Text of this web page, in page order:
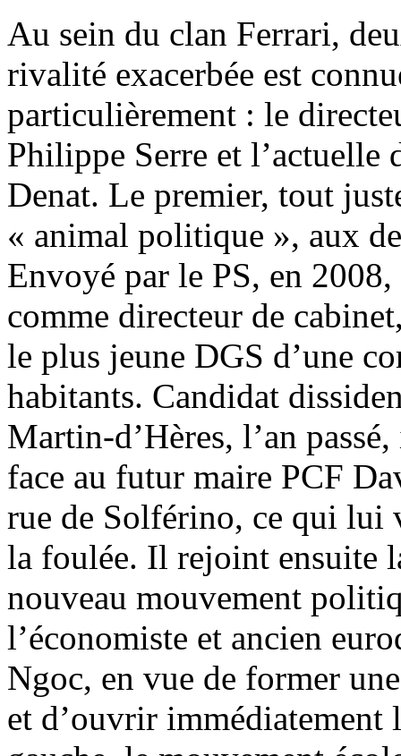
Au sein du clan Ferrari,
rivalité exacerbée est
particulièrement : le
Philippe Serre et l’actuelle
Denat. Le premier, tout
« animal politique », aux
Envoyé par le PS, en
comme directeur de
le plus jeune DGS d’une
habitants. Candidat
Martin-d’Hères, l’an
face au futur maire PCF
rue de Solférino, ce qui lui
la foulée. Il rejoint ensuite
nouveau mouvement
l’économiste et ancien
Ngoc, en vue de former
et d’ouvrir immédiatement